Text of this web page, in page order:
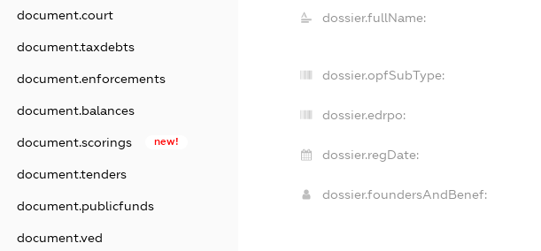
document.court
document.taxdebts
document.enforcements
document.balances
document.scorings new!
document.tenders
document.publicfunds
document.ved
dossier.fullName:
dossier.opfSubType:
dossier.edrpo:
dossier.regDate:
dossier.foundersAndBenef: